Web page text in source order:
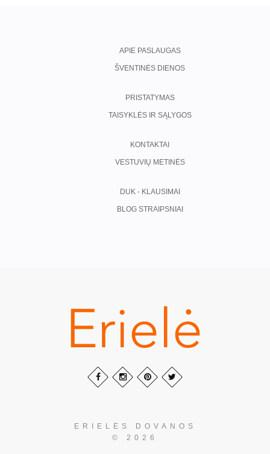
APIE PASLAUGAS
ŠVENTINĖS DIENOS
PRISTATYMAS
TAISYKLĖS IR SĄLYGOS
KONTAKTAI
VESTUVIŲ METINĖS
DUK - KLAUSIMAI
BLOG STRAIPSNIAI
ERIELĖS DOVANOS
© 2026